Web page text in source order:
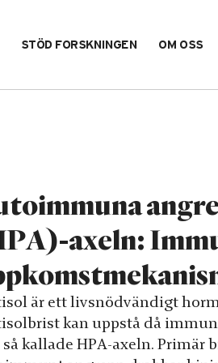
STÖD FORSKNINGEN OM OSS
axeln:
är ett livsnödvändigt
kan uppstå då
så kallade HPA-axeln.